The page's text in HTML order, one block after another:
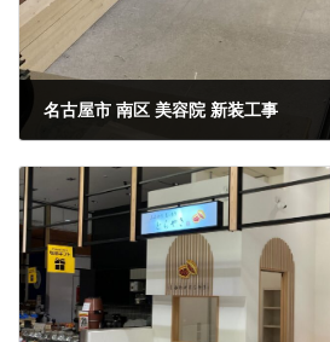
名古屋市 南区 美容院 新装工事